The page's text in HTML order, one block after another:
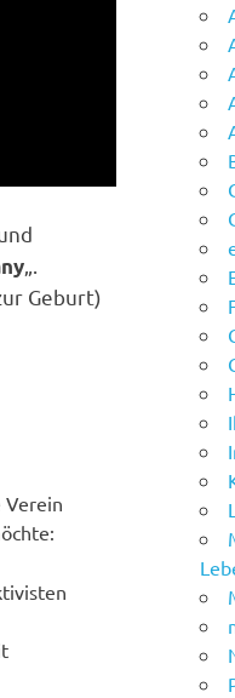
Geburt)
Verein